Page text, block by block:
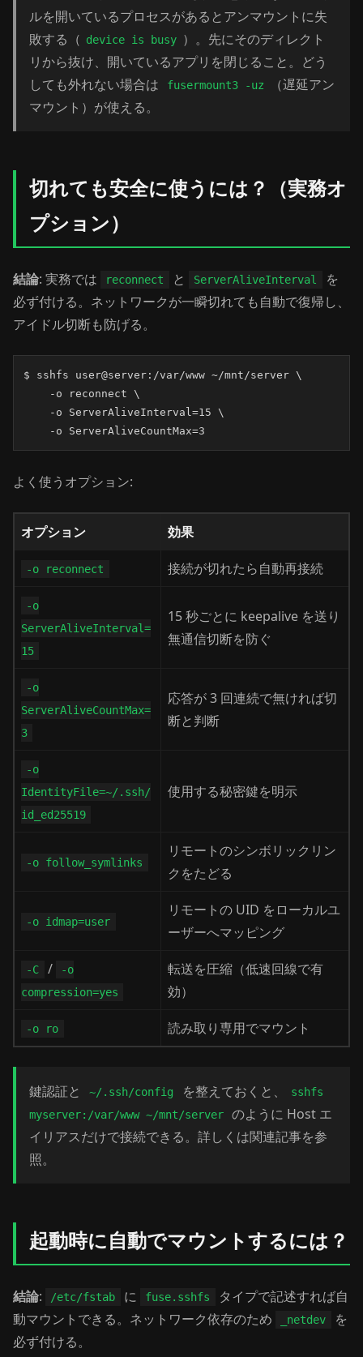
ルを開いているプロセスがあるとアンマウントに失
敗する（ device is busy ）。先にそのディレクト
リから抜け、開いているアプリを閉じること。どう
しても外れない場合は
fusermount3 -uz
（遅延アン
マウント）が使える。
切れても安全に使うには？（実務オ
プション）
結論: 実務では reconnect と ServerAliveInterval
を
必ず付ける。ネットワークが一瞬切れても自動で復帰し、
アイドル切断も防げる。
$ sshfs user@server:/var/www ~/mnt/server \
    -o reconnect \
    -o ServerAliveInterval=15 \
    -o ServerAliveCountMax=3
よく使うオプション:
オプション 効果
-o reconnect 接続が切れたら自動再接続
-o
ServerAliveInterval=
15
15 秒ごとに keepalive を送り
無通信切断を防ぐ
-o
ServerAliveCountMax=
3
応答が 3 回連続で無ければ切
断と判断
-o
IdentityFile=~/.ssh/
id_ed25519
使用する秘密鍵を明示
-o follow_symlinks
リモートのシンボリックリン
クをたどる
-o idmap=user
リモートの UID をローカルユ
ーザーへマッピング
-C /
-o
compression=yes
転送を圧縮（低速回線で有
効）
-o ro 読み取り専用でマウント
鍵認証と ~/.ssh/config を整えておくと、
sshfs
myserver:/var/www ~/mnt/server
のように Host エ
イリアスだけで接続できる。詳しくは関連記事を参
照。
起動時に自動でマウントするには？
結論: /etc/fstab に fuse.sshfs
タイプで記述すれば自
動マウントできる。ネットワーク依存のため
_netdev
を
必ず付ける。